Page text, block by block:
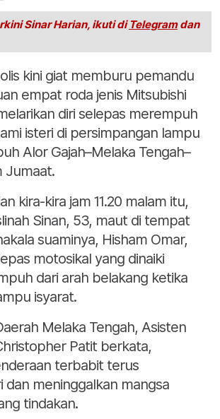
Sinar Harian, ikuti di Telegramdan
kini giat memburu pemandu
empat roda jenis Mitsubishi
diri selepas merempuh
isteri di persimpangan lampu
Alor Gajah–Melaka Tengah–
Jumaat.
kira-kira jam 11.20 malam itu,
Sinan, 53, maut di tempat
suaminya, Hisham Omar,
motosikal yang dinaiki
dari arah belakang ketika
isyarat.
Melaka Tengah, Asisten
Patit berkata,
terbabit terus
dan meninggalkan mangsa
tindakan.